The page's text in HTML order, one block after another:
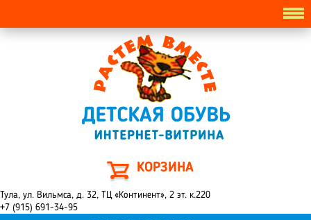
КОРЗИНА
Тула, ул. Вильмса, д. 32, ТЦ «Континент», 2 эт. к.220
+7 (915) 691-34-95